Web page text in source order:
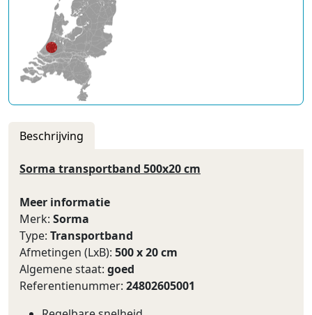
Beschrijving
Sorma transportband 500x20 cm
Meer informatie
Merk: Sorma
Type: Transportband
Afmetingen (LxB): 500 x 20 cm
Algemene staat: goed
Referentienummer: 24802605001